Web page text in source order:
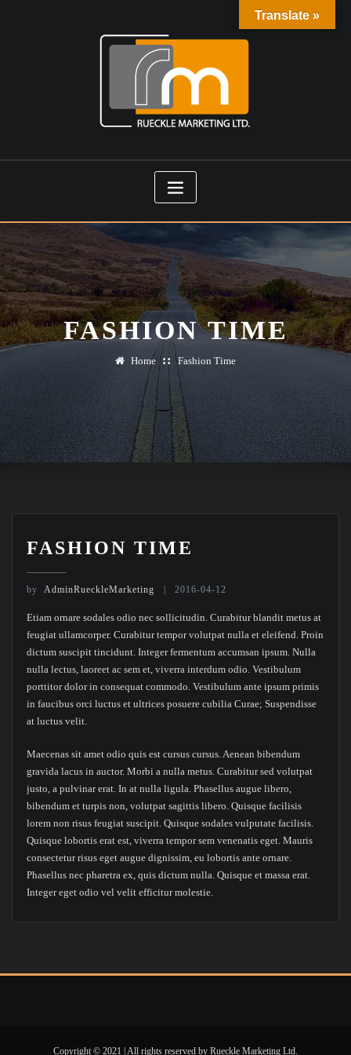
FASHION TIME
Home Fashion Time
FASHION TIME
by AdminRueckleMarketing 2016-04-12
Etiam ornare sodales odio nec sollicitudin. Curabitur blandit metus at
feugiat ullamcorper. Curabitur tempor volutpat nulla et eleifend. Proin
dictum suscipit tincidunt. Integer fermentum accumsan ipsum. Nulla
nulla lectus, laoreet ac sem et, viverra interdum odio. Vestibulum
porttitor dolor in consequat commodo. Vestibulum ante ipsum primis
in faucibus orci luctus et ultrices posuere cubilia Curae; Suspendisse
at luctus velit.
Maecenas sit amet odio quis est cursus cursus. Aenean bibendum
gravida lacus in auctor. Morbi a nulla metus. Curabitur sed volutpat
justo, a pulvinar erat. In at nulla ligula. Phasellus augue libero,
bibendum et turpis non, volutpat sagittis libero. Quisque facilisis
lorem non risus feugiat suscipit. Quisque sodales vulputate facilisis.
Quisque lobortis erat est, viverra tempor sem venenatis eget. Mauris
consectetur risus eget augue dignissim, eu lobortis ante ornare.
Phasellus nec pharetra ex, quis dictum nulla. Quisque et massa erat.
Integer eget odio vel velit efficitur molestie.
Copyright © 2021 | All rights reserved by Rueckle Marketing Ltd.
Translate »